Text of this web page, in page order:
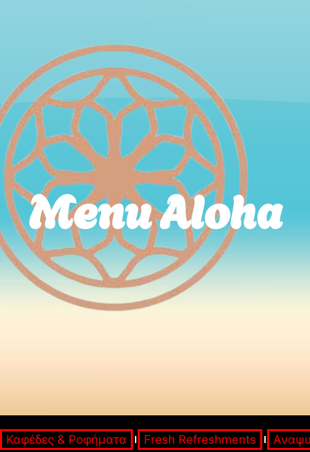
Menu Aloha
Καφέδες & Ροφήματα Fresh Refreshments​